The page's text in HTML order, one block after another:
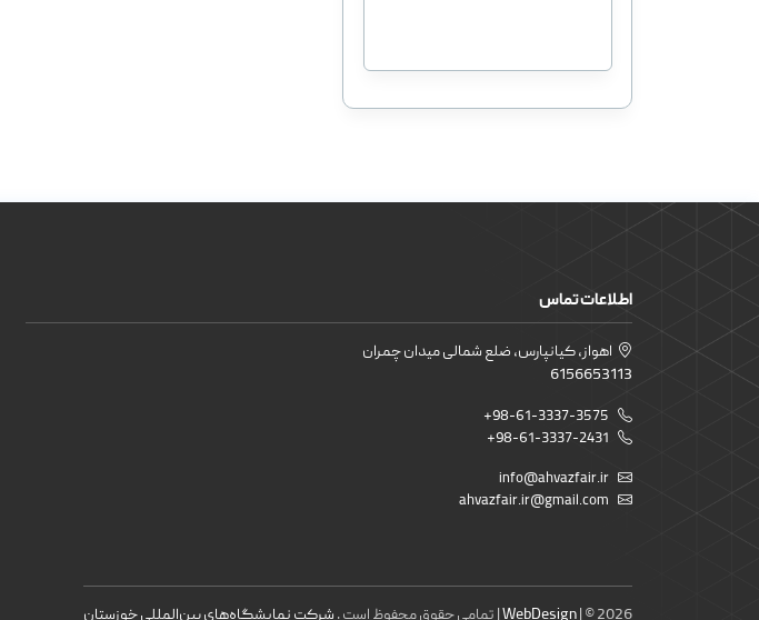
اطلاعات تماس
اهواز، کیانپارس، ضلع شمالی میدان چمران
6156653113
+98-61-3337-3575
+98-61-3337-2431
info@ahvazfair.ir
ahvazfair.ir@gmail.com
WebDesign | © 2026 | تمامی حقوق محفوظ است . شرکت نمایشگاه‌های بین‌المللی خوزستان